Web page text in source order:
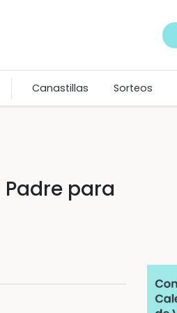
Canastillas Sorteos
para